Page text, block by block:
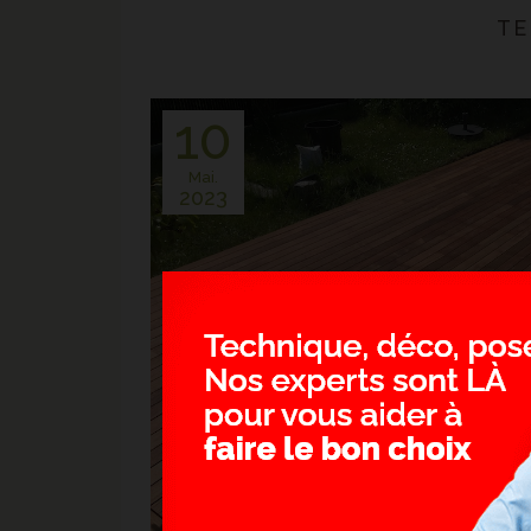
10
Mai.
2023